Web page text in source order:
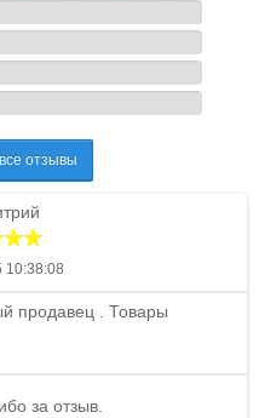
отзывы
10:38:08
продавец . Товары
за отзыв.